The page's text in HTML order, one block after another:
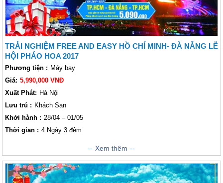
TRẢI NGHIỆM FREE AND EASY HỒ CHÍ MINH- ĐÀ NẴNG LỄ
HỘI PHÁO HOA 2017
Phương tiện : Máy bay
Giá: 5,990,000 VNĐ
Xuất Phát: Hà Nội
Lưu trú : Khách Sạn
Khởi hành : 28/04 – 01/05
Thời gian : 4 Ngày 3 đêm
Với hành trình đến Đà Nẵng lần này, Lữ khách sẽ có cơ hội hòa chung
với không khí của lễ hội pháo hoa, tưng bừng, sống động, tràn ngập âm
thanh và sắc màu trong Lễ hội pháo hoa quốc tế. Lễ hội DIFF 2017 sẽ
kéo dài từ ngày 29.4 đến 24.6. Đây là một sự kiện lễ hội có lẽ là kéo dài
Xem thêm